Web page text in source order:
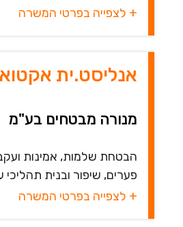
+ לצפייה בפרטי המשרה
אנליסט.ית
מנורה מבטחים בע"מ
הבטחת שלמות, אמינות
פערים, שיפור ובנית
+ לצפייה בפרטי המשרה